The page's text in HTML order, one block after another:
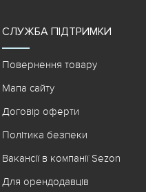
СЛУЖБА ПІДТРИМКИ
Повернення товару
Мапа сайту
Договір оферти
Політика безпеки
Вакансії в компанії Sezon
Для орендодавців